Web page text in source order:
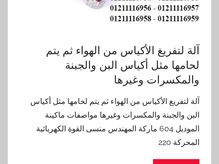
آلة لتفريغ الأكياس من الهواء ثم يتم
لحامها مثل أكياس البن والجبنة
والمكسرات وغيرها
آلة لتفريغ الأكياس من الهواء ثم يتم لحامها مثل أكياس
البن والجبنة والمكسرات وغيرها مواصفات ماكينة
الموديل 604 ماركة المهندس منسى القوة الكهربائية
المحركة 220